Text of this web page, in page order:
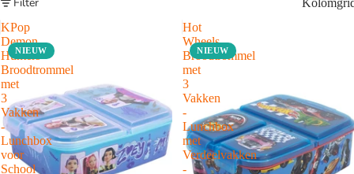
KPop
Demon
Hunters
Broodtrommel
met
3
Vakken
-
Lunchbox
voor
School
NIEUW
Hot
Wheels
Broodtrommel
met
3
Vakken
-
Lunchbox
met
Verdeelvakken
-
NIEUW